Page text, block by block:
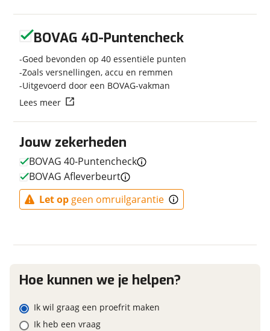
Techniek
E-bike
Elektrisch? Ja, E-bike
Prijs
€ 4.599,-
Garanties
toepassing
Fabrieksgarantie
Telefoonnummer (optioneel)
Vraag mijn reservering aan
viaBOVAG.nl verwerkt je persoonsgegevens om je aanvraag zo
over in onzeprivacyverklaring
Jouw zekerheden
BOVAG 40-Puntencheck
BOVAG Afleverbeurt
Let op geen omruilgarantie
BOVAG 40-Puntencheck
Goed bevonden op 40 essentiële punten
Zoals versnellingen, accu en remmen
Uitgevoerd door een BOVAG-vakman
Lees meer
Hoe kunnen we je helpen?
Ik wil graag een proefrit maken
Ik heb een vraag